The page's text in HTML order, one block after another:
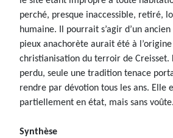
perché, presque inaccessible, retiré,
humaine. Il pourrait s’agir d’un
pieux anachorète aurait été à
christianisation du terroir de Creisset.
perdu, seule une tradition tenace
rendre par dévotion tous les ans. Elle
partiellement en état, mais sans voûte.
Synthèse